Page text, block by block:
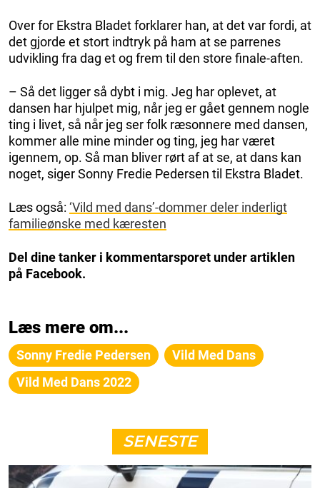
Over for Ekstra Bladet forklarer han, at det var fordi, at
det gjorde et stort indtryk på ham at se parrenes
udvikling fra dag et og frem til den store finale-aften.
– Så det ligger så dybt i mig. Jeg har oplevet, at
dansen har hjulpet mig, når jeg er gået gennem nogle
ting i livet, så når jeg ser folk ræsonnere med dansen,
kommer alle mine minder og ting, jeg har været
igennem, op. Så man bliver rørt af at se, at dans kan
noget, siger Sonny Fredie Pedersen til Ekstra Bladet.
Læs også: ‘Vild med dans’-dommer deler inderligt
familieønske med kæresten
Del dine tanker i kommentarsporet under artiklen
på Facebook.
Læs mere om...
Sonny Fredie Pedersen
Vild Med Dans
Vild Med Dans 2022
SENESTE